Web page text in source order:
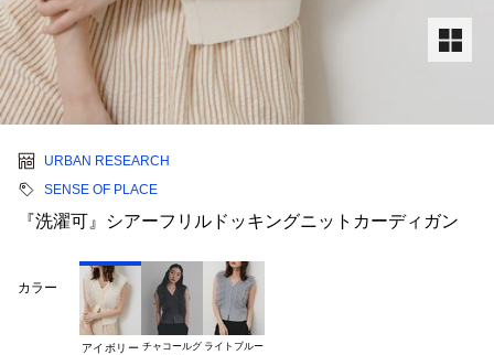
URBAN RESEARCH
SENSE OF PLACE
『洗濯可』シアーフリルドッキングニットカーディガン
カラー
アイボリー チャコールグ ライトブルー